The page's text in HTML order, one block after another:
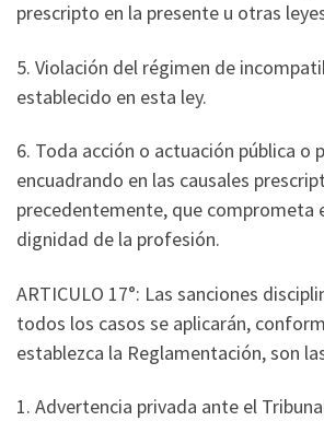
prescripto en la presente u otras
5. Violación del régimen de
establecido en esta ley.
6. Toda acción o actuación pública o
encuadrando en las causales
precedentemente, que comprometa
dignidad de la profesión.
ARTICULO 17°: Las sanciones
todos los casos se aplicarán,
establezca la Reglamentación, son
1. Advertencia privada ante el